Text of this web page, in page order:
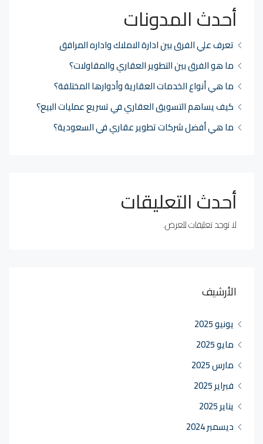
أحدث المدونات
تعرف علي الفرق بين ادارة الاملاك واداره المرافق
ما هو الفرق بين التطوير العقاري والمقاولات؟
ما هي أنواع الخدمات العقارية وأدوارها المختلفة؟
كيف يساهم التسويق العقاري في تسريع عمليات البيع؟
ما هي أفضل شركات تطوير عقاري في السعودية؟
أحدث التعليقات
لا توجد تعليقات للعرض.
الأرشيف
يونيو 2025
مايو 2025
مارس 2025
فبراير 2025
يناير 2025
ديسمبر 2024